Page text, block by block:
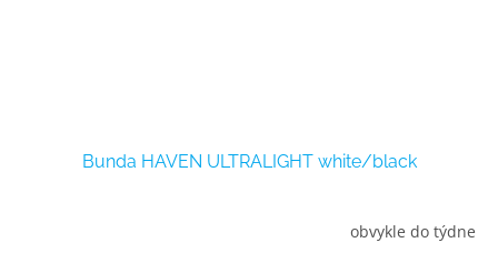
Bunda HAVEN ULTRALIGHT white/black
obvykle do týdne